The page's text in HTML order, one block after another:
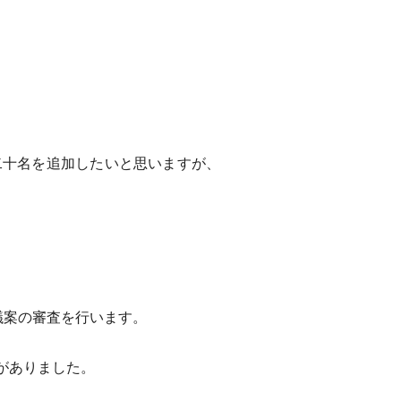
名を追加したいと思いますが、
の審査を行います。
りました。